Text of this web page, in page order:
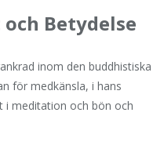
Betydelse
inom den buddhistiska
för medkänsla, i hans
i meditation och bön och